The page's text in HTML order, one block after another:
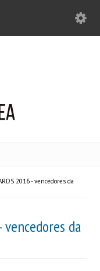
2016 - vencedores da
vencedores da